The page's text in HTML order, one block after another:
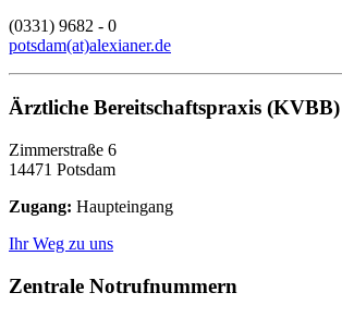
(0331) 9682 - 0
potsdam(at)alexianer.de
Ärztliche Bereitschaftspraxis (KVBB)
Zimmerstraße 6
14471 Potsdam
Zugang: Haupteingang
Ihr Weg zu uns
Zentrale Notrufnummern